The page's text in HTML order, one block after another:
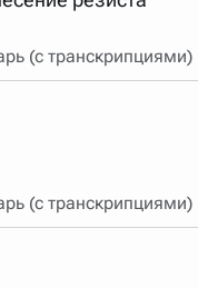
(с транскрипциями)
(с транскрипциями)